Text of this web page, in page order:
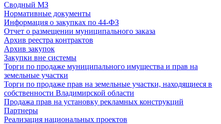
Сводный МЗ
Нормативные документы
Информация о закупках по 44-ФЗ
Отчет о размещении муниципального заказа
Архив реестра контрактов
Архив закупок
Закупки вне системы
Торги по продаже муниципального имущества и прав на
земельные участки
Торги по продаже прав на земельные участки, находящиеся в
собственности Владимирской области
Продажа прав на установку рекламных конструкций
Партнеры
Реализация национальных проектов